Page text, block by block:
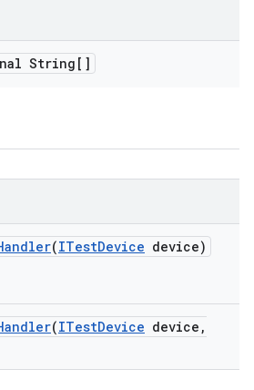
String[]
(ITestDevice device)
(ITestDevice device ,